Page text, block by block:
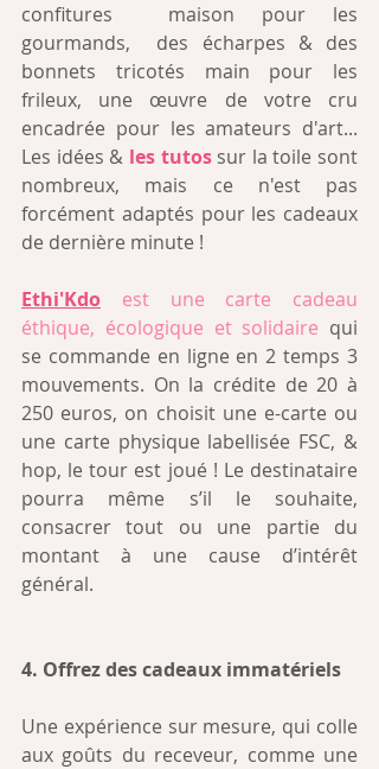
confitures  maison pour les
gourmands,  des écharpes & des
bonnets tricotés main pour les
frileux, une œuvre de votre cru
encadrée pour les amateurs d'art...
Les idées & les tutos sur la toile sont
nombreux, mais ce n'est pas
forcément adaptés pour les cadeaux
de dernière minute !
Ethi'Kdo
est une carte cadeau
éthique, écologique et solidaire qui
se commande en ligne en 2 temps 3
mouvements. On la crédite de 20 à
250 euros, on choisit une e-carte ou
une carte physique labellisée FSC, &
hop, le tour est joué ! Le destinataire
pourra même s’il le souhaite,
consacrer tout ou une partie du
montant à une cause d’intérêt
général.
4. Offrez des cadeaux immatériels
Une expérience sur mesure, qui colle
aux goûts du receveur, comme une